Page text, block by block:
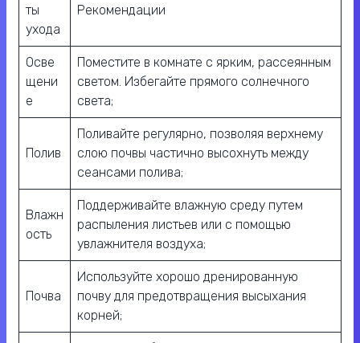
ты
ухода
Рекомендации
Осве
щени
е
Поместите в комнате с ярким, рассеянным
светом. Избегайте прямого солнечного
света;
Полив
Поливайте регулярно, позволяя верхнему
слою почвы частично высохнуть между
сеансами полива;
Влажн
ость
Поддерживайте влажную среду путем
распыления листьев или с помощью
увлажнителя воздуха;
Почва
Используйте хорошо дренированную
почву для предотвращения высыхания
корней;